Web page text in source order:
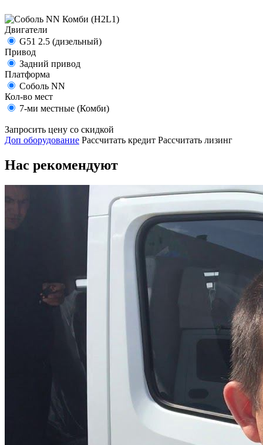
Двигатели
G51 2.5 (дизельный)
Привод
Задний привод
Платформа
Соболь NN
Кол-во мест
7-ми местные (Комби)
Запросить цену со скидкой
Доп оборудование Рассчитать кредит Рассчитать лизинг
Нас рекомендуют